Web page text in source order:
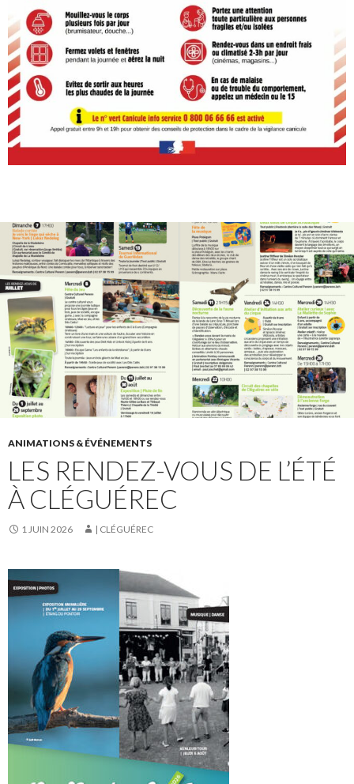
ANIMATIONS & ÉVÉNEMENTS
LES RENDEZ-VOUS DE L’ÉTÉ
À CLÉGUÉREC
1 JUIN 2026 | CLÉGUÉREC